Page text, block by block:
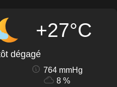
+27°C
dégagé
764 mmHg
8 %